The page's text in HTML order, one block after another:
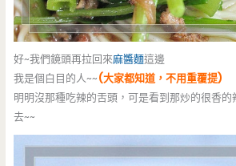
好~我們鏡頭再拉回來麻醬麵這邊
我是個白目的人~~(大家都知道，不用重覆提)
明明沒那種吃辣的舌頭，可是看到那炒的很香
去~~